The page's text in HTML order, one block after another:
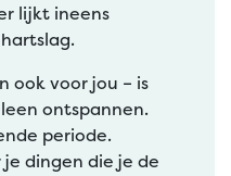
lijkt ineens
ook voor jou – is
ontspannen.
periode.
dingen die je de